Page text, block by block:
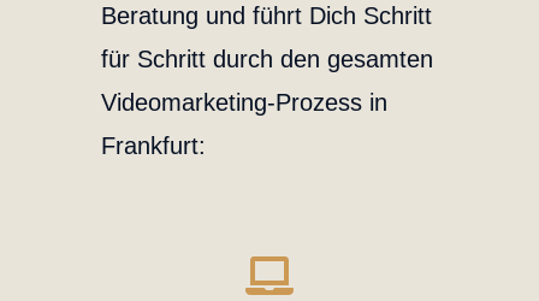
Beratung und führt Dich Schritt
für Schritt durch den gesamten
Videomarketing-Prozess in
Frankfurt: